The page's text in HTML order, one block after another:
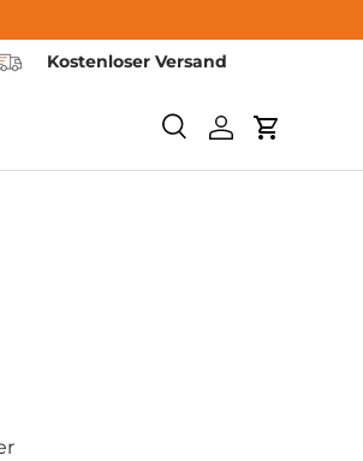
Kostenloser Versand
SuchenEinloggen